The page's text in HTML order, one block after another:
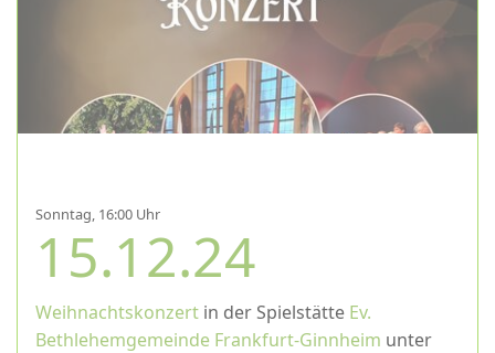
Sonntag, 16:00 Uhr
15.12.24
Weihnachtskonzert in der Spielstätte Ev.
Bethlehemgemeinde Frankfurt-Ginnheim unter